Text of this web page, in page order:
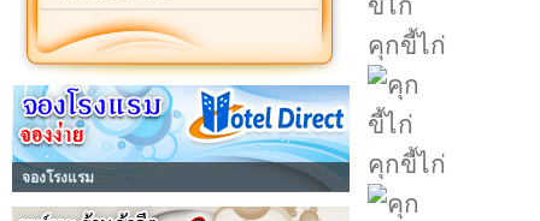
จองโรงแรม
คุกขี้ไก่
คุกขี้ไก่